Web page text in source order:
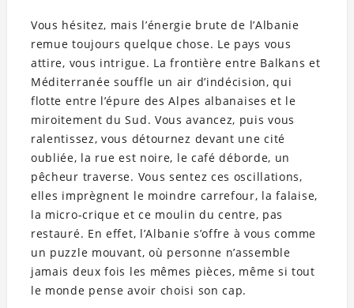
Vous hésitez, mais l’énergie brute de l’Albanie
remue toujours quelque chose. Le pays vous
attire, vous intrigue. La frontière entre Balkans et
Méditerranée souffle un air d’indécision, qui
flotte entre l’épure des Alpes albanaises et le
miroitement du Sud. Vous avancez, puis vous
ralentissez, vous détournez devant une cité
oubliée, la rue est noire, le café déborde, un
pêcheur traverse. Vous sentez ces oscillations,
elles imprègnent le moindre carrefour, la falaise,
la micro-crique et ce moulin du centre, pas
restauré. En effet, l’Albanie s’offre à vous comme
un puzzle mouvant, où personne n’assemble
jamais deux fois les mêmes pièces, même si tout
le monde pense avoir choisi son cap.